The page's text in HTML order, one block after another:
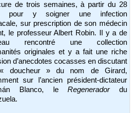
de trois semaines, à partir du 28
pour y soigner une infection
sur prescription de son médecin
le professeur Albert Robin. Il y a de
rencontré une collection
originales et y a fait une riche
d’anecdotes cocasses en discutant
doucheur » du nom de Girard,
sur l’ancien président-dictateur
Blanco, leRegeneradordu